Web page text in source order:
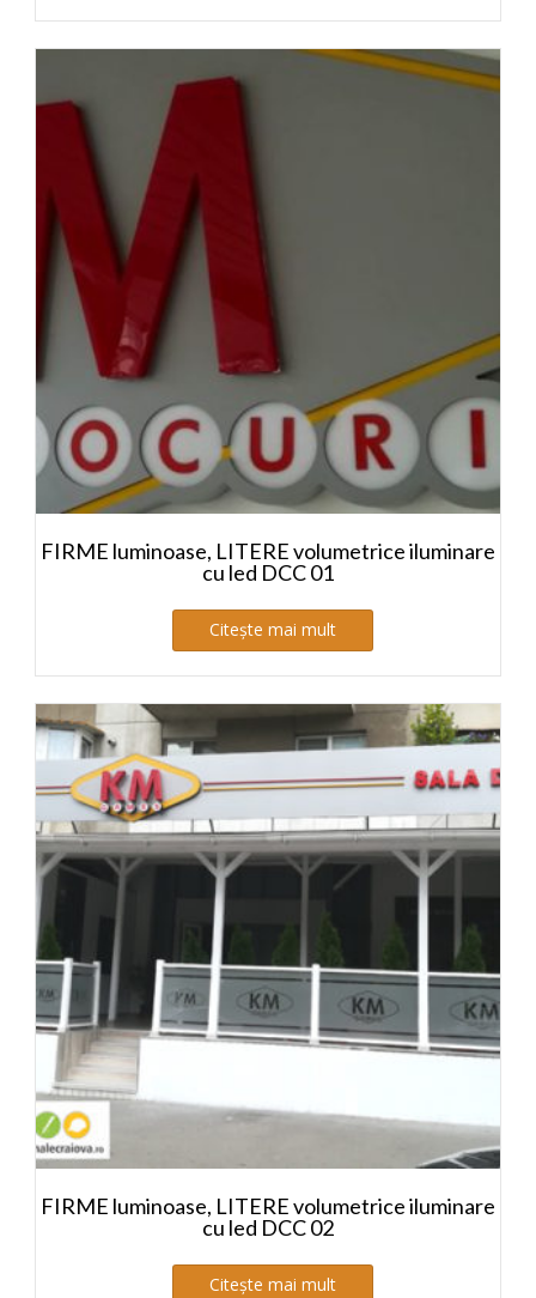
FIRME luminoase, LITERE volumetrice iluminare
cu led DCC 01
Citește mai mult
FIRME luminoase, LITERE volumetrice iluminare
cu led DCC 02
Citește mai mult